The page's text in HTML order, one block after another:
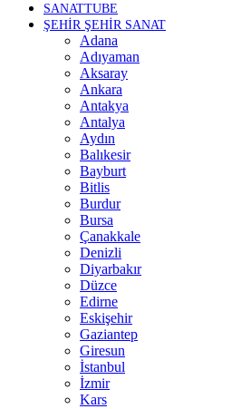
SANATTUBE
ŞEHİR ŞEHİR SANAT
Adana
Adıyaman
Aksaray
Ankara
Antakya
Antalya
Aydın
Balıkesir
Bayburt
Bitlis
Burdur
Bursa
Çanakkale
Denizli
Diyarbakır
Düzce
Edirne
Eskişehir
Gaziantep
Giresun
İstanbul
İzmir
Kars